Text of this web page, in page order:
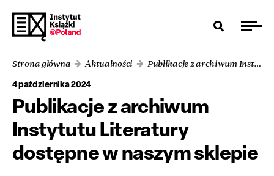
Strona główna Aktualności Publikacje z archiwum Instytutu Literatury dostępne w naszym sklepie
4 października 2024
Publikacje z archiwum
Instytutu Literatury
dostępne w naszym sklepie